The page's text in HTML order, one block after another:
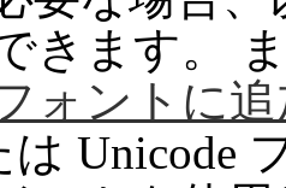
きます。
ォントに
は Unicode